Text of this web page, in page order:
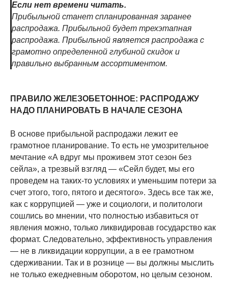
Если нет времени читать.
Прибыльной станет спланированная заранее
распродажа. Прибыльной будет трехэтапная
распродажа. Прибыльной является распродажа с
грамотно определенной глубиной скидок и
правильно выбранным ассортиментом.
ПРАВИЛО ЖЕЛЕЗОБЕТОННОЕ: РАСПРОДАЖУ
НАДО ПЛАНИРОВАТЬ В НАЧАЛЕ СЕЗОНА
В основе прибыльной распродажи лежит ее
грамотное планирование. То есть не умозрительное
мечтание «А вдруг мы проживем этот сезон без
сейла», а трезвый взгляд — «Сейл будет, мы его
проведем на таких-то условиях и уменьшим потери за
счет этого, того, пятого и десятого». Здесь все так же,
как с коррупцией — уже и социологи, и политологи
сошлись во мнении, что полностью избавиться от
явления можно, только ликвидировав государство как
формат. Следовательно, эффективность управления
— не в ликвидации коррупции, а в ее грамотном
сдерживании. Так и в рознице — вы должны мыслить
не только ежедневным оборотом, но целым сезоном.